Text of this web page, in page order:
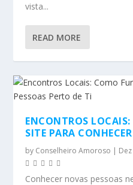
vista...
READ MORE
ENCONTROS
SITE PARA
by Conselheiro Amoroso |
Conhecer novas pessoas